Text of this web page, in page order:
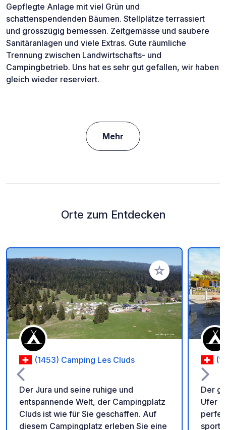
Gepflegte Anlage mit viel Grün und
schattenspendenden Bäumen. Stellplätze terrassiert
und grosszügig bemessen. Zeitgemässe und saubere
Sanitäranlagen und viele Extras. Gute räumliche
Trennung zwischen Landwirtschafts- und
Campingbetrieb. Uns hat es sehr gut gefallen, wir haben
gleich wieder reserviert.
Mehr
Orte zum Entdecken
Zu Ihren Favoriten
(1453) Camping Les Cluds
Der Jura und seine ruhige und
entspannende Welt, der Campingplatz
Cluds ist wie für Sie geschaffen. Auf
diesem Campingplatz erleben Sie eine
Der
Ufer